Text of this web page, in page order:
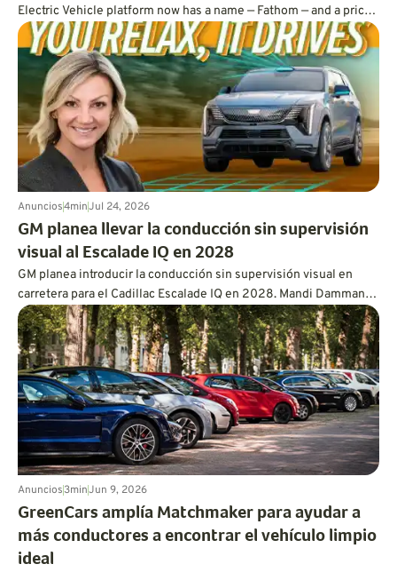
Electric Vehicle platform now has a name — Fathom — and a price
tag under $30,000.
Anuncios4minJul 24, 2026
GM planea llevar la conducción sin supervisión
visual al Escalade IQ en 2028
GM planea introducir la conducción sin supervisión visual en
carretera para el Cadillac Escalade IQ en 2028. Mandi Damman
explica por qué permitir que los conductores aparten la vista
requiere el uso de lidar montado en el vehículo, sensores
superpuestos, controles redundantes, una capacidad de
procesamiento más potente y un enfoque mucho más
exhaustivo en las pruebas.
Anuncios3minJun 9, 2026
GreenCars amplía Matchmaker para ayudar a
más conductores a encontrar el vehículo limpio
ideal